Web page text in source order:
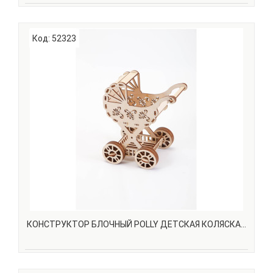
подходит для кукол высотой до 18 см. С нашей мебелью
Код: 52323
КОНСТРУКТОР БЛОЧНЫЙ POLLY ДЕТСКАЯ КОЛЯСКА...